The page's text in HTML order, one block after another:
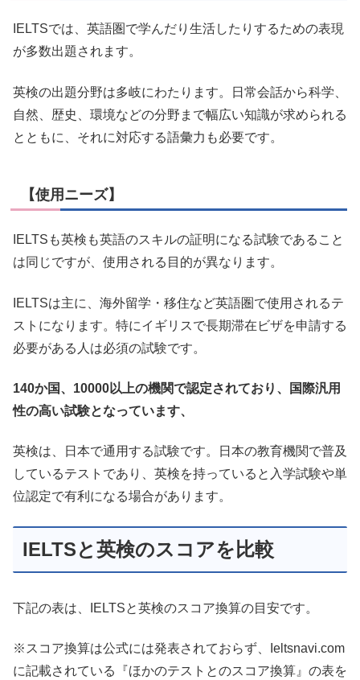
IELTSでは、英語圏で学んだり生活したりするための表現
が多数出題されます。
英検の出題分野は多岐にわたります。日常会話から科学、
自然、歴史、環境などの分野まで幅広い知識が求められる
とともに、それに対応する語彙力も必要です。
【使用ニーズ】
IELTSも英検も英語のスキルの証明になる試験であること
は同じですが、使用される目的が異なります。
IELTSは主に、海外留学・移住など英語圏で使用されるテ
ストになります。特にイギリスで長期滞在ビザを申請する
必要がある人は必須の試験です。
140か国、10000以上の機関で認定されており、国際汎用
性の高い試験となっています、
英検は、日本で通用する試験です。日本の教育機関で普及
しているテストであり、英検を持っていると入学試験や単
位認定で有利になる場合があります。
IELTSと英検のスコアを比較
下記の表は、IELTSと英検のスコア換算の目安です。
※スコア換算は公式には発表されておらず、Ieltsnavi.com
に記載されている『ほかのテストとのスコア換算』の表を